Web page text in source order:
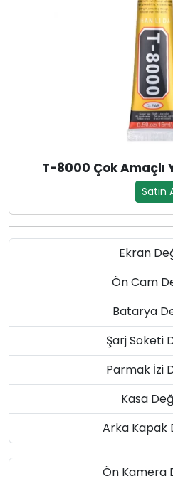
T-8000 Çok Amaçlı
Satın
Ekran
Ön Cam
Batarya
Şarj Soketi
Parmak İzi
Kasa
Arka Kapak
Ön Kamera